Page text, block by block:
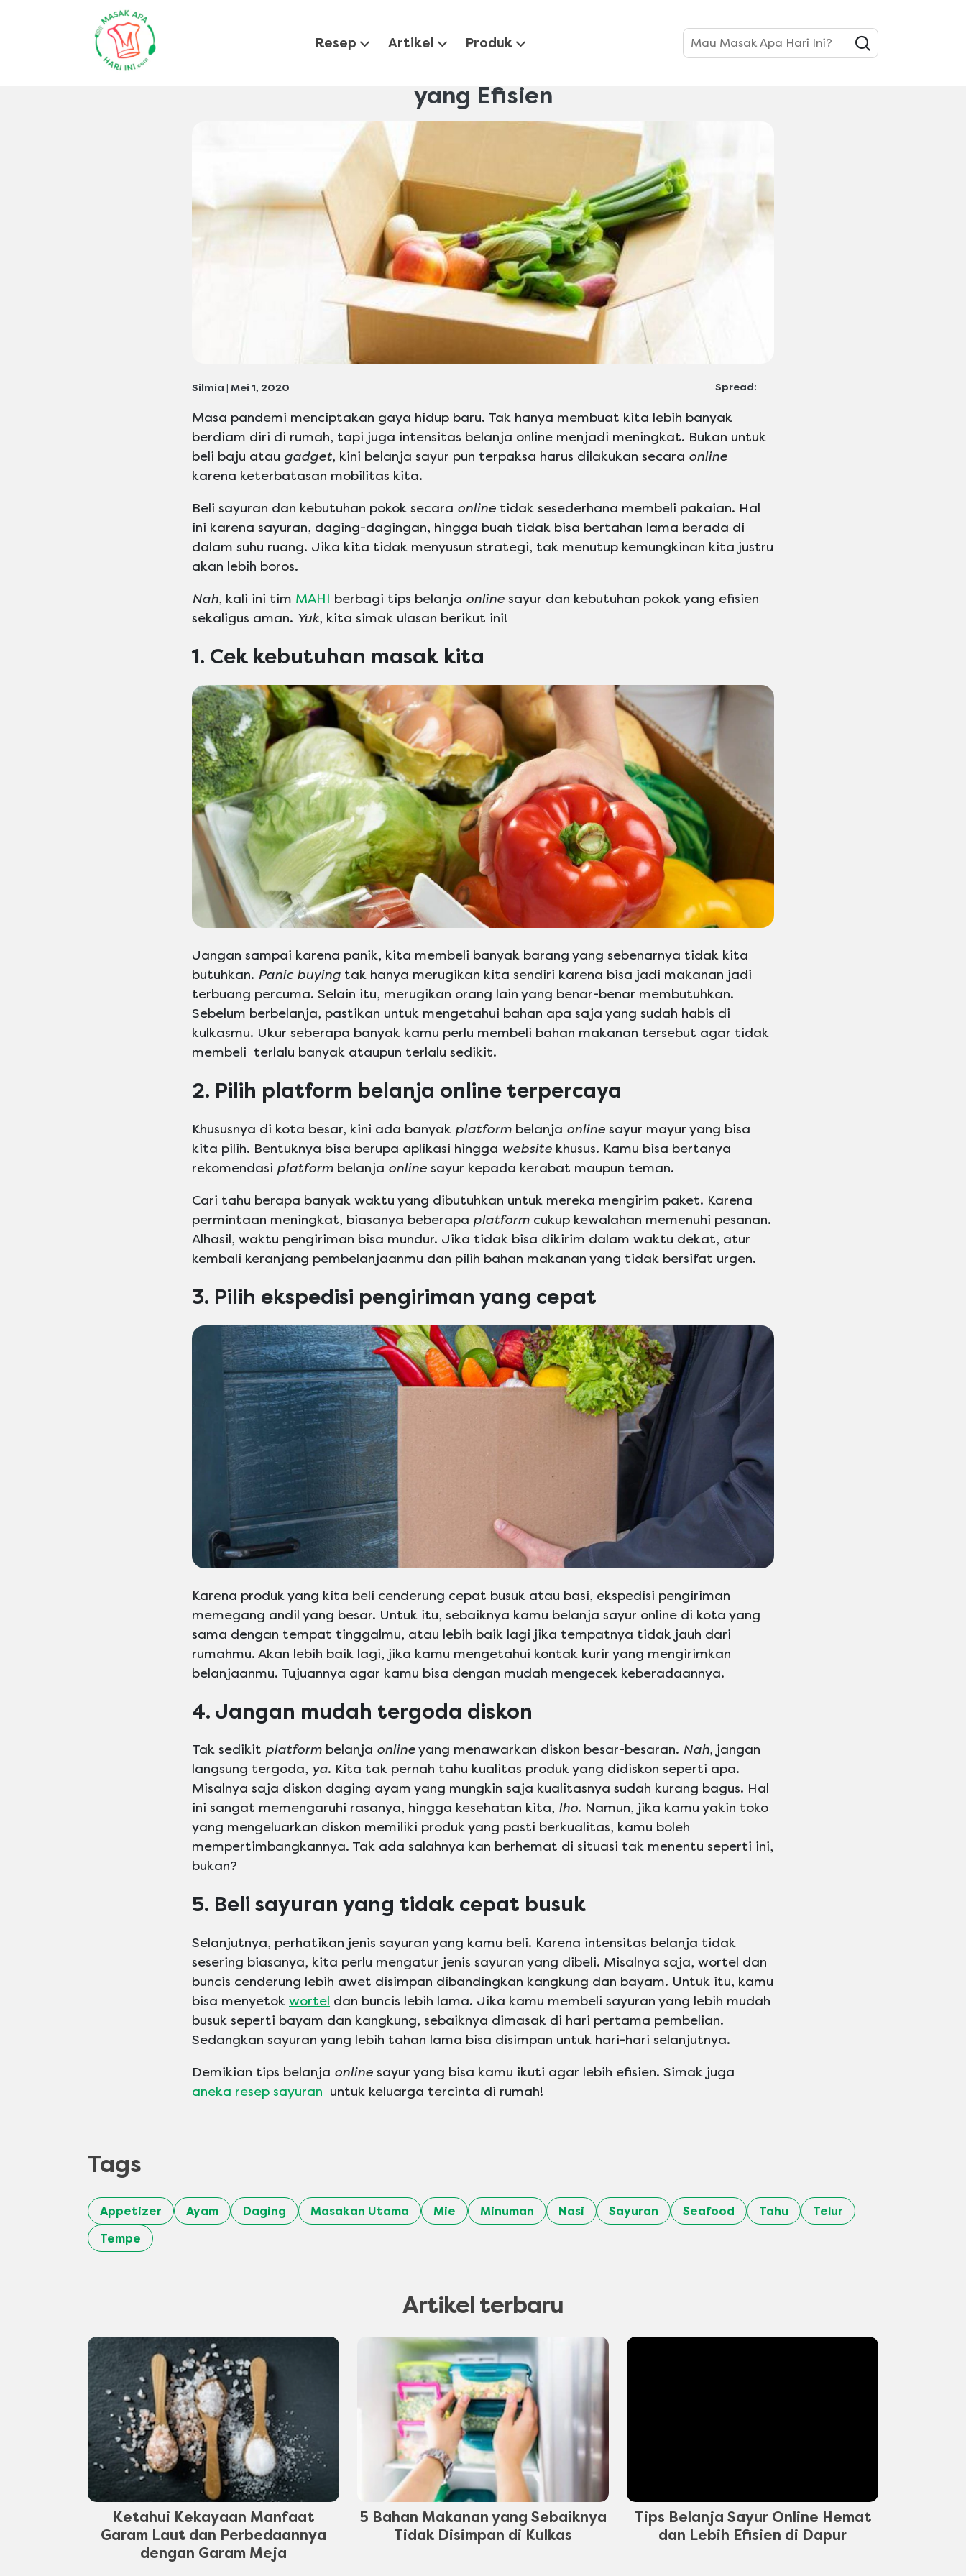
Resep Artikel Produk Mau Masak Apa Hari Ini?
Beranda
yang Efisien
Silmia | Mei 1, 2020 Spread:
Masa pandemi menciptakan gaya hidup baru. Tak hanya membuat kita lebih banyak
berdiam diri di rumah, tapi juga intensitas belanja online menjadi meningkat. Bukan untuk
beli baju atau gadget, kini belanja sayur pun terpaksa harus dilakukan secara online
karena keterbatasan mobilitas kita.
Beli sayuran dan kebutuhan pokok secara online tidak sesederhana membeli pakaian. Hal
ini karena sayuran, daging-dagingan, hingga buah tidak bisa bertahan lama berada di
dalam suhu ruang. Jika kita tidak menyusun strategi, tak menutup kemungkinan kita justru
akan lebih boros.
Nah, kali ini tim MAHI berbagi tips belanja online sayur dan kebutuhan pokok yang efisien
sekaligus aman. Yuk, kita simak ulasan berikut ini!
1. Cek kebutuhan masak kita
Jangan sampai karena panik, kita membeli banyak barang yang sebenarnya tidak kita
butuhkan. Panic buying tak hanya merugikan kita sendiri karena bisa jadi makanan jadi
terbuang percuma. Selain itu, merugikan orang lain yang benar-benar membutuhkan.
Sebelum berbelanja, pastikan untuk mengetahui bahan apa saja yang sudah habis di
kulkasmu. Ukur seberapa banyak kamu perlu membeli bahan makanan tersebut agar tidak
membeli terlalu banyak ataupun terlalu sedikit.
2. Pilih platform belanja online terpercaya
Khususnya di kota besar, kini ada banyak platform belanja online sayur mayur yang bisa
kita pilih. Bentuknya bisa berupa aplikasi hingga website khusus. Kamu bisa bertanya
rekomendasi platform belanja online sayur kepada kerabat maupun teman.
Cari tahu berapa banyak waktu yang dibutuhkan untuk mereka mengirim paket. Karena
permintaan meningkat, biasanya beberapa platform cukup kewalahan memenuhi pesanan.
Alhasil, waktu pengiriman bisa mundur. Jika tidak bisa dikirim dalam waktu dekat, atur
kembali keranjang pembelanjaanmu dan pilih bahan makanan yang tidak bersifat urgen.
3. Pilih ekspedisi pengiriman yang cepat
Karena produk yang kita beli cenderung cepat busuk atau basi, ekspedisi pengiriman
memegang andil yang besar. Untuk itu, sebaiknya kamu belanja sayur online di kota yang
sama dengan tempat tinggalmu, atau lebih baik lagi jika tempatnya tidak jauh dari
rumahmu. Akan lebih baik lagi, jika kamu mengetahui kontak kurir yang mengirimkan
belanjaanmu. Tujuannya agar kamu bisa dengan mudah mengecek keberadaannya.
4. Jangan mudah tergoda diskon
Tak sedikit platform belanja onlineyang menawarkan diskon besar-besaran. Nah, jangan
langsung tergoda, ya. Kita tak pernah tahu kualitas produk yang didiskon seperti apa.
Misalnya saja diskon daging ayam yang mungkin saja kualitasnya sudah kurang bagus. Hal
ini sangat memengaruhi rasanya, hingga kesehatan kita, lho. Namun, jika kamu yakin toko
yang mengeluarkan diskon memiliki produk yang pasti berkualitas, kamu boleh
mempertimbangkannya. Tak ada salahnya kan berhemat di situasi tak menentu seperti ini,
bukan?
5. Beli sayuran yang tidak cepat busuk
Selanjutnya, perhatikan jenis sayuran yang kamu beli. Karena intensitas belanja tidak
sesering biasanya, kita perlu mengatur jenis sayuran yang dibeli. Misalnya saja, wortel dan
buncis cenderung lebih awet disimpan dibandingkan kangkung dan bayam. Untuk itu, kamu
bisa menyetok wortel dan buncis lebih lama. Jika kamu membeli sayuran yang lebih mudah
busuk seperti bayam dan kangkung, sebaiknya dimasak di hari pertama pembelian.
Sedangkan sayuran yang lebih tahan lama bisa disimpan untuk hari-hari selanjutnya.
Demikian tips belanja online sayur yang bisa kamu ikuti agar lebih efisien. Simak juga
aneka resep sayuran untuk keluarga tercinta di rumah!
Tags
Appetizer Ayam Daging Masakan Utama Mie Minuman Nasi Sayuran Seafood Tahu
Telur
Tempe
Artikel terbaru
Ketahui Kekayaan Manfaat
Garam Laut dan Perbedaannya
dengan Garam Meja
5 Bahan Makanan yang Sebaiknya
Tidak Disimpan di Kulkas
Tips Belanja Sayur Online Hemat
dan Lebih Efisien di Dapur